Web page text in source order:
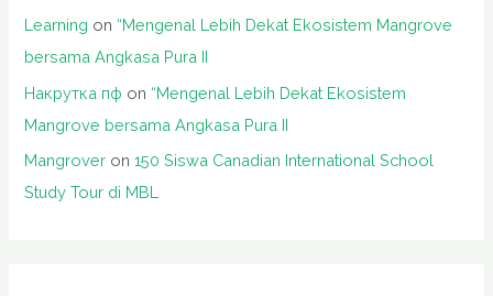
Learning on “Mengenal Lebih Dekat Ekosistem Mangrove
bersama Angkasa Pura II
Накрутка пф on “Mengenal Lebih Dekat Ekosistem
Mangrove bersama Angkasa Pura II
Mangrover on150 Siswa Canadian International School
Study Tour di MBL